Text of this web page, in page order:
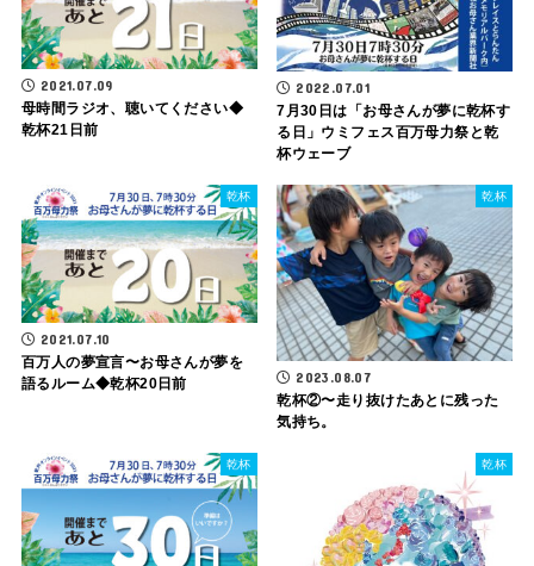
2021.07.09
母時間ラジオ、聴いてください◆
乾杯21日前
2022.07.01
7月30日は「お母さんが夢に乾杯す
る日」ウミフェス百万母力祭と乾
杯ウェーブ
乾杯
2021.07.10
百万人の夢宣言〜お母さんが夢を
語るルーム◆乾杯20日前
乾杯
2023.08.07
乾杯②〜走り抜けたあとに残った
気持ち。
乾杯 乾杯